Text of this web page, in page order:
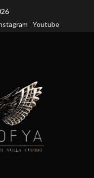
Youtube